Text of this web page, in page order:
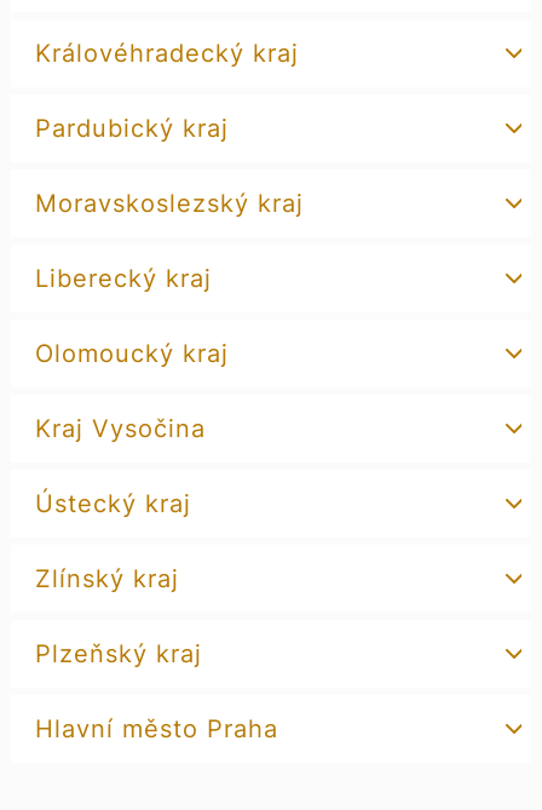
Královéhradecký kraj
Pardubický kraj
Moravskoslezský kraj
Liberecký kraj
Olomoucký kraj
Kraj Vysočina
Ústecký kraj
Zlínský kraj
Plzeňský kraj
Hlavní město Praha